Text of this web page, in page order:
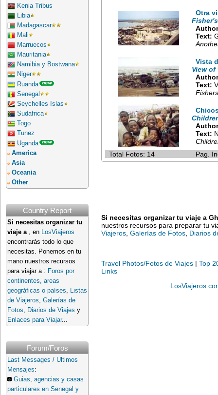
Kenia Tribus
Libia
Madagascar
Mali
Marruecos
Mauritania
Namibia y Bostwana
Niger
Ruanda
Senegal
Seychelles Islas
Sudafrica
Togo
Tunez
Uganda
America
Asia
Oceania
Other
Country Report
Si necesitas organizar tu
viaje a , en LosViajeros
encontrarás todo lo que
necesitas. Ponemos en tu
mano nuestros recursos
para viajar a : Foros por
continentes, areas
geográficas o países, Listas
de Viajeros, Galerías de
Fotos, Diarios de Viajes y
Enlaces para Viajar...
Forum/Foros
Last Messages / Ultimos
Mensajes:
Guias, agencias y casas
particulares en Senegal y
Otra
Text:
Vista
View of
Text:
Text:
Total Fotos: 14
Pag.
Si necesitas organizar tu viaje a
nuestros recursos para preparar tu
Viajeros Galerías de Fotos Diarios
Travel Photos/Fotos de Viajes | Top
Links